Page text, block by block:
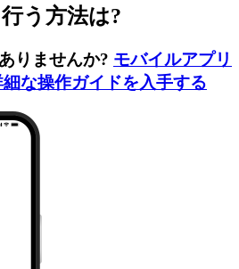
う方法は?
りませんか? モバイルアプリ
細な操作ガイドを入手する